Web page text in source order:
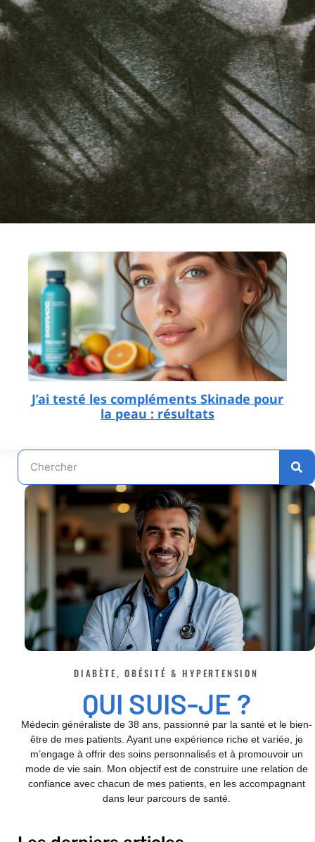
J’ai testé les compléments Skinade pour
la peau : résultats
DIABÈTE, OBÉSITÉ & HYPERTENSION
QUI SUIS-JE ?
Médecin généraliste de 38 ans, passionné par la santé et le bien-
être de mes patients. Ayant une expérience riche et variée, je
m’engage à offrir des soins personnalisés et à promouvoir un
mode de vie sain. Mon objectif est de construire une relation de
confiance avec chacun de mes patients, en les accompagnant
dans leur parcours de santé.